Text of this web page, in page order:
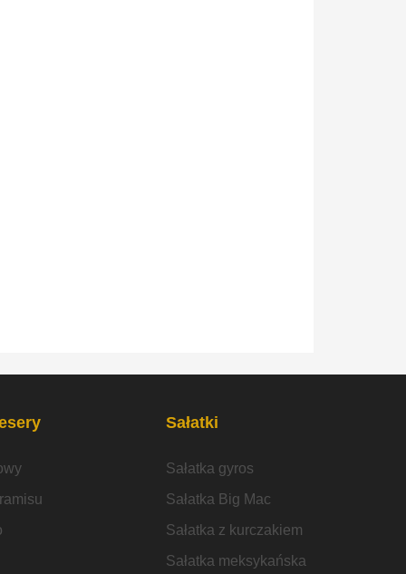
Sałatki
Sałatka gyros
Sałatka Big Mac
Sałatka z kurczakiem
Sałatka meksykańska